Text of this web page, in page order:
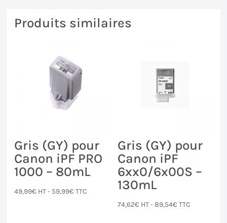
Produits similaires
Gris (GY) pour
Canon iPF PRO
1000 – 80mL
49,99€ HT - 59,99€ TTC
Gris (GY) pour
Canon iPF
6xx0/6x00S –
130mL
74,62€ HT -89,54€ TTC